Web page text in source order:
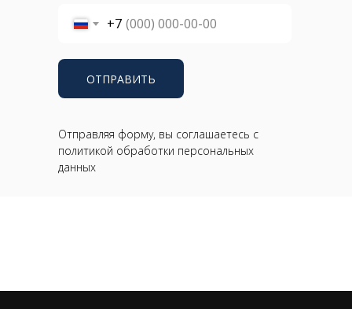
+7
ОТПРАВИТЬ
Отправляя форму, вы соглашаетесь с
политикой обработки персональных
данных